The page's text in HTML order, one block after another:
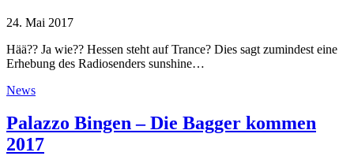
24. Mai 2017
Hää?? Ja wie?? Hessen steht auf Trance? Dies sagt zumindest eine
Erhebung des Radiosenders sunshine…
News
Palazzo Bingen – Die Bagger kommen
2017